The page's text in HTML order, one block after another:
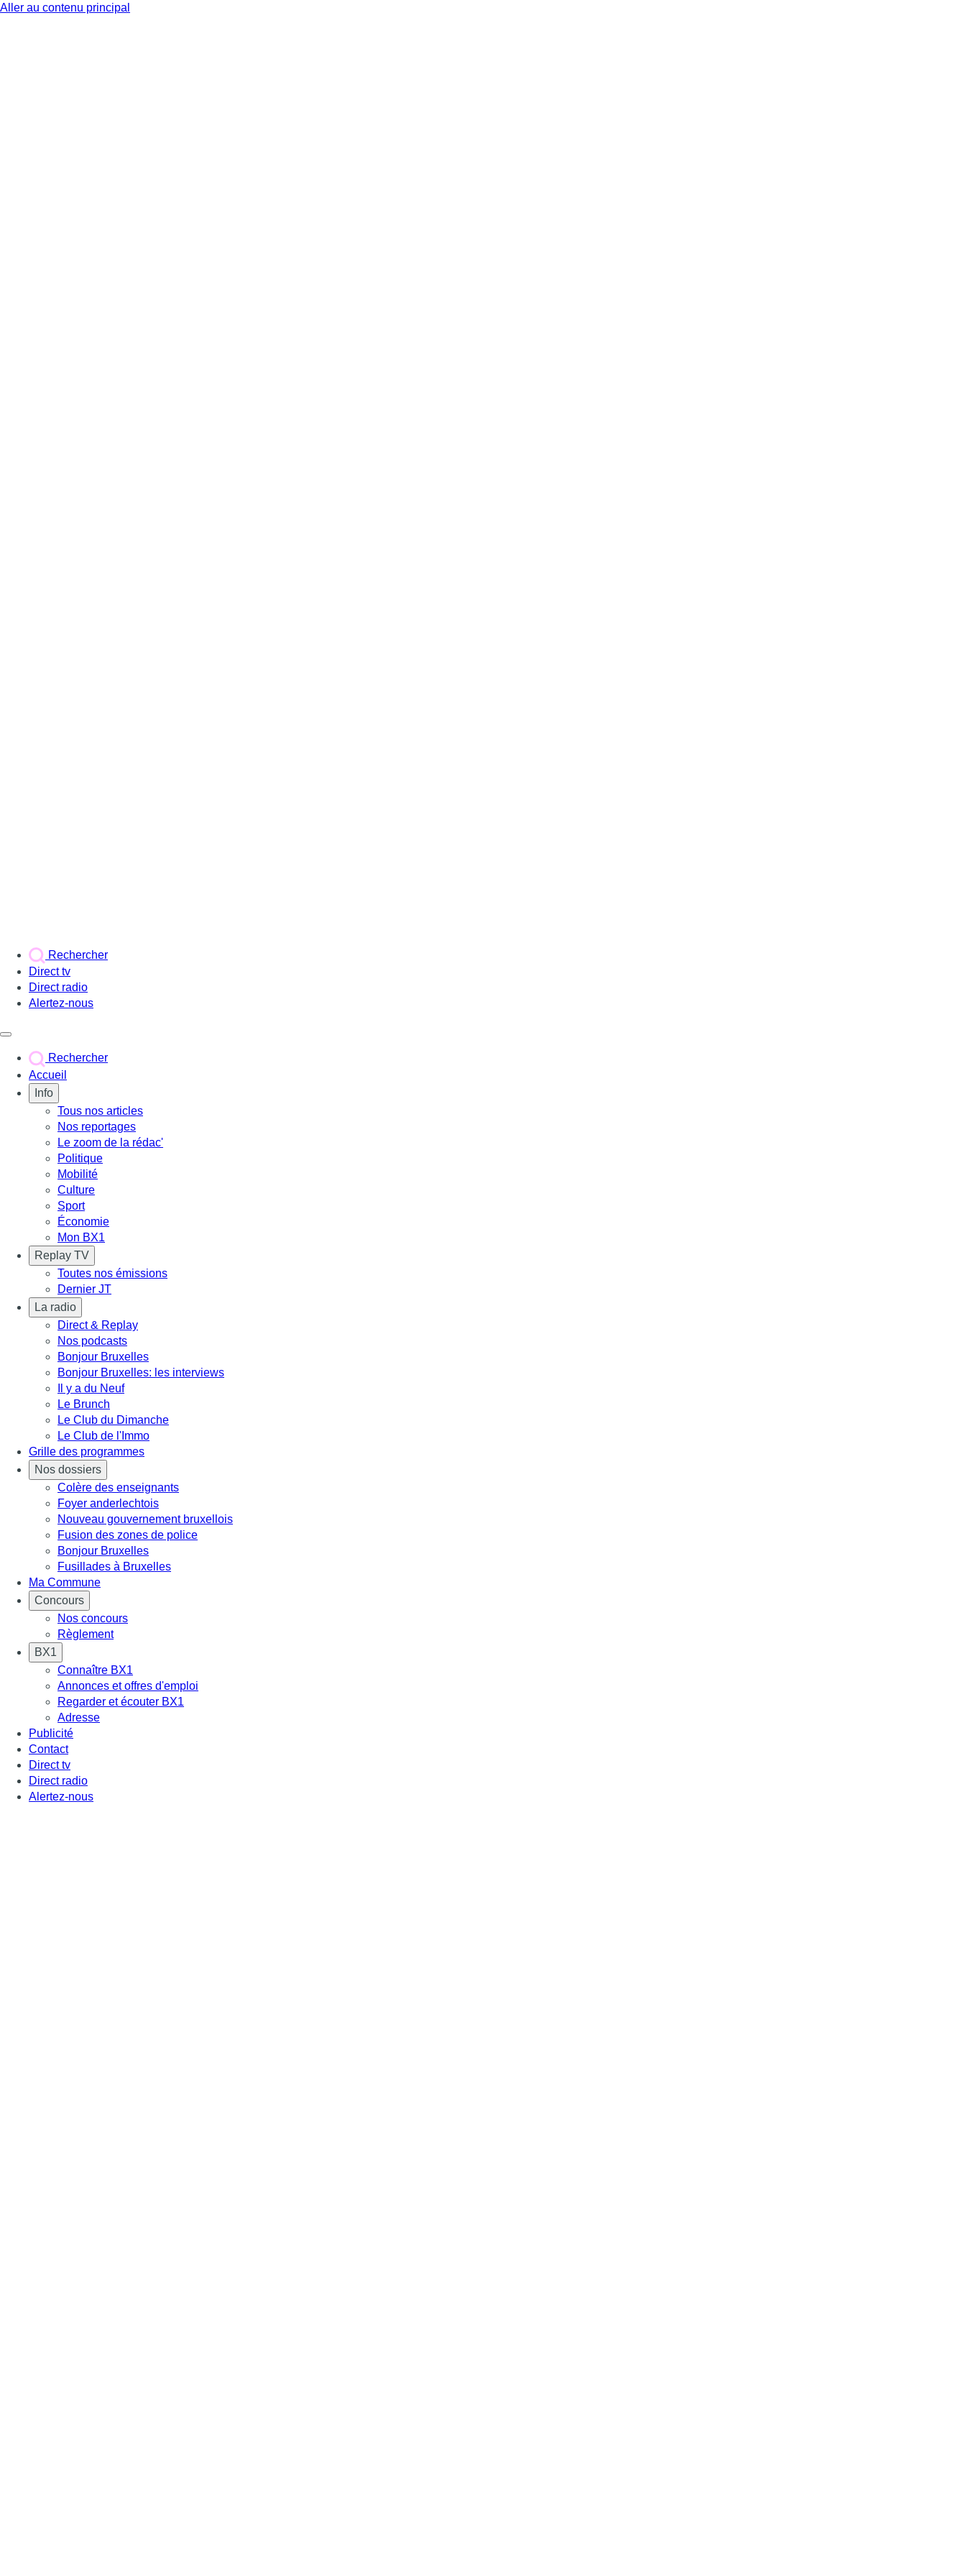
Aller au contenu principal
Rechercher
Direct tv
Direct radio
Alertez-nous
Rechercher
Accueil
Info
Tous nos articles
Nos reportages
Le zoom de la rédac'
Politique
Mobilité
Culture
Sport
Économie
Mon BX1
Replay TV
Toutes nos émissions
Dernier JT
La radio
Direct & Replay
Nos podcasts
Bonjour Bruxelles
Bonjour Bruxelles: les interviews
Il y a du Neuf
Le Brunch
Le Club du Dimanche
Le Club de l'Immo
Grille des programmes
Nos dossiers
Colère des enseignants
Foyer anderlechtois
Nouveau gouvernement bruxellois
Fusion des zones de police
Bonjour Bruxelles
Fusillades à Bruxelles
Ma Commune
Concours
Nos concours
Règlement
BX1
Connaître BX1
Annonces et offres d'emploi
Regarder et écouter BX1
Adresse
Publicité
Contact
Direct tv
Direct radio
Alertez-nous